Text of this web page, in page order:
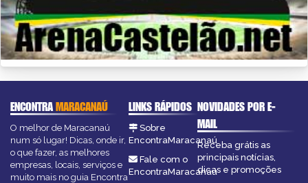
ENCONTRAMARACANAÚ
O melhor de Maracanaú
num só lugar! Dicas, onde ir,
o que fazer, as melhores
empresas, locais, serviços e
muito mais no guia Encontra
LINKS RÁPIDOS
Sobre
EncontraMaracanaú
Fale com o
EncontraMaracanaú
NOVIDADES POR E-
MAIL
Receba grátis as
principais notícias,
dicas e promoções